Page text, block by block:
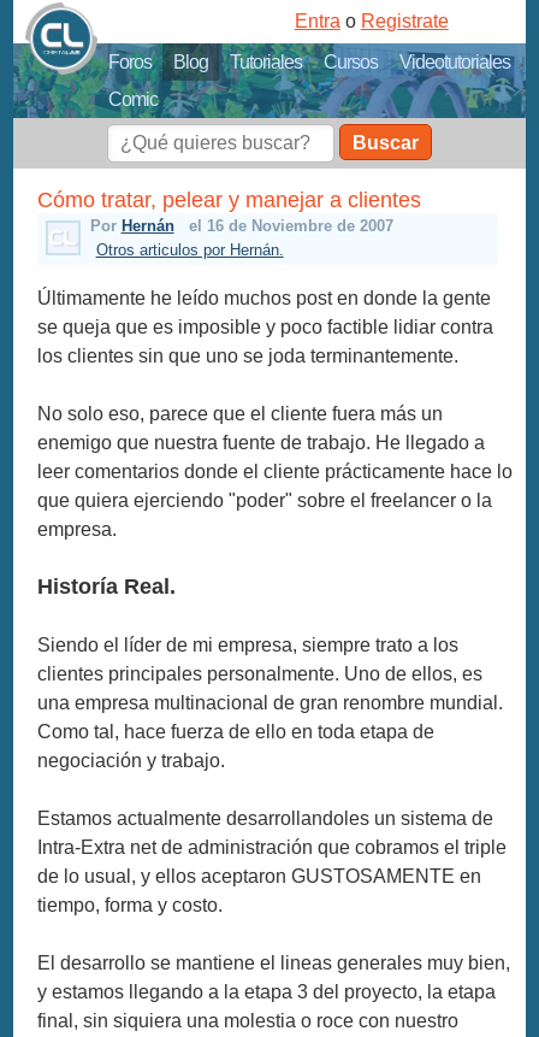
Foros Blog Tutoriales Cursos
Videotutoriales
Comic
Entra o Registrate
Buscar
Cómo tratar, pelear y manejar a clientes
Por Hernán
el 16 de Noviembre de 2007
Otros articulos por Hernán.
Últimamente he leído muchos post en donde la gente
se queja que es imposible y poco factible lidiar contra
los clientes sin que uno se joda terminantemente.
No solo eso, parece que el cliente fuera más un
enemigo que nuestra fuente de trabajo. He llegado a
leer comentarios donde el cliente prácticamente hace lo
que quiera ejerciendo "poder" sobre el freelancer o la
empresa.
Historía Real.
Siendo el líder de mi empresa, siempre trato a los
clientes principales personalmente. Uno de ellos, es
una empresa multinacional de gran renombre mundial.
Como tal, hace fuerza de ello en toda etapa de
negociación y trabajo.
Estamos actualmente desarrollandoles un sistema de
Intra-Extra net de administración que cobramos el triple
de lo usual, y ellos aceptaron GUSTOSAMENTE en
tiempo, forma y costo.
El desarrollo se mantiene el lineas generales muy bien,
y estamos llegando a la etapa 3 del proyecto, la etapa
final, sin siquiera una molestia o roce con nuestro